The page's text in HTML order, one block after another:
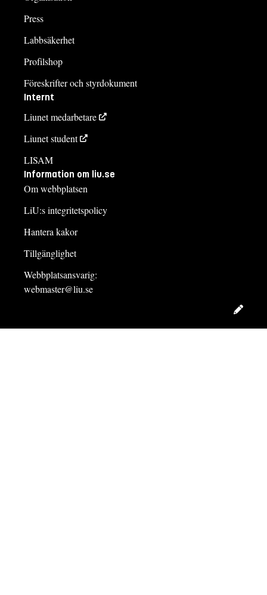
Press
Labbsäkerhet
Profilshop
Föreskrifter och styrdokument
Internt
Liunet medarbetare
Liunet student
LISAM
Information om liu.se
Om webbplatsen
LiU:s integritetspolicy
Hantera kakor
Tillgänglighet
Webbplatsansvarig:
webmaster@liu.se